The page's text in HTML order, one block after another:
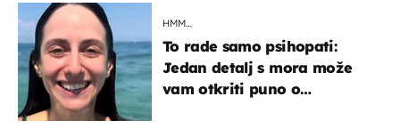
HMM…
To rade samo psihopati:
Jedan detalj s mora može
vam otkriti puno o